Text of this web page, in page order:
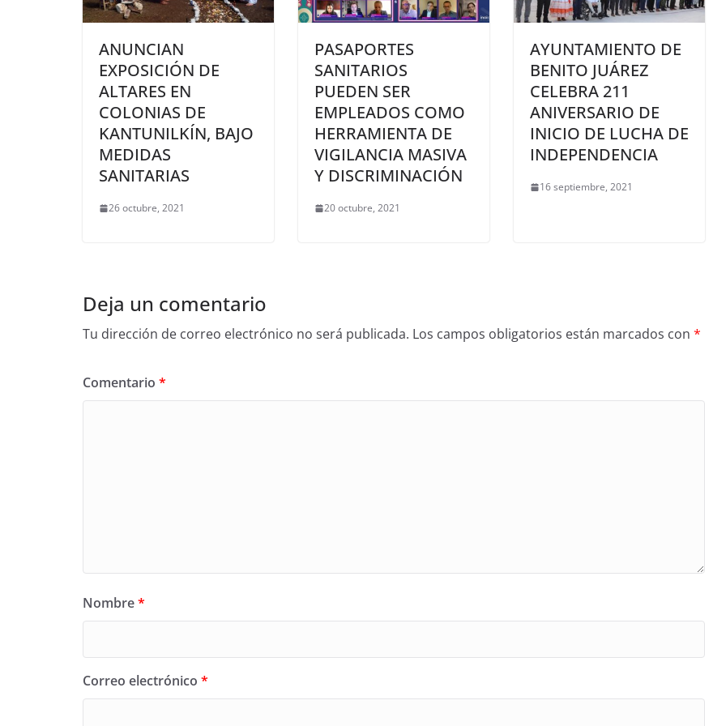
ANUNCIAN
EXPOSICIÓN DE
ALTARES EN
COLONIAS DE
KANTUNILKÍN, BAJO
MEDIDAS
SANITARIAS
26 octubre, 2021
PASAPORTES
SANITARIOS
PUEDEN SER
EMPLEADOS COMO
HERRAMIENTA DE
VIGILANCIA MASIVA
Y DISCRIMINACIÓN
20 octubre, 2021
AYUNTAMIENTO DE
BENITO JUÁREZ
CELEBRA 211
ANIVERSARIO DE
INICIO DE LUCHA DE
INDEPENDENCIA
16 septiembre, 2021
Deja un comentario
Tu dirección de correo electrónico no será publicada. Los campos obligatorios están marcados con *
Comentario *
Nombre*
Correo electrónico *